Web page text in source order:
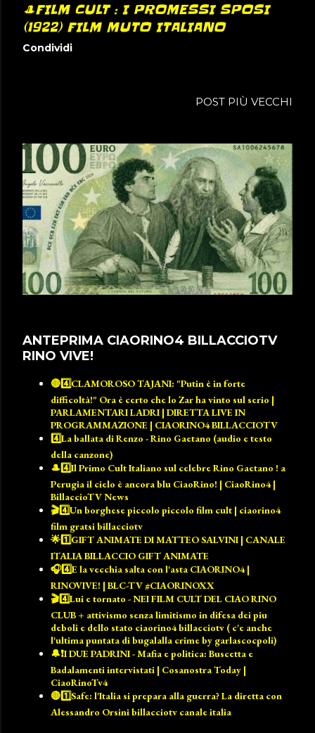
🎩FILM CULT : I PROMESSI SPOSI
(1922) FILM MUTO ITALIANO
Condividi
POST PIÙ VECCHI
ANTEPRIMA CIAORINO4 BILLACCIOTV
RINO VIVE!
🔴4️⃣CLAMOROSO TAJANI: "Putin è in forte
difficoltà!" Ora è certo che lo Zar ha vinto sul serio |
PARLAMENTARI LADRI | DIRETTA LIVE IN
PROGRAMMAZIONE | CIAORINO4 BILLACCIOTV
4️⃣La ballata di Renzo - Rino Gaetano (audio e testo
della canzone)
🎩4️⃣Il Primo Cult Italiano sul celebre Rino Gaetano ! a
Perugia il cielo è ancora blu CiaoRino! | CiaoRino4 |
BillaccioTV News
🎬4️⃣Un borghese piccolo piccolo film cult | ciaorino4
film gratsi billacciotv
🌟1️⃣GIFT ANIMATE DI MATTEO SALVINI | CANALE
ITALIA BILLACCIO GIFT ANIMATE
🎧4️⃣E la vecchia salta con l'asta CIAORINO4 |
RINOVIVE! | BLC-TV #CIAORINOXX
🎬4️⃣Lui e tornato - NEI FILM CULT DEL CIAO RINO
CLUB + attivismo senza limitismo in difesa dei piu
deboli e dello stato ciaorino4 billacciotv ( c'e anche
l'ultima puntata di bugalalla crime by garlascocpoli)
🔔❗️I DUE PADRINI - Mafia e politica: Buscetta e
Badalamenti intervistati | Cosanostra Today |
CiaoRinoTv4
🔴1️⃣Safe: l'Italia si prepara alla guerra? La diretta con
Alessandro Orsini billacciotv canale italia